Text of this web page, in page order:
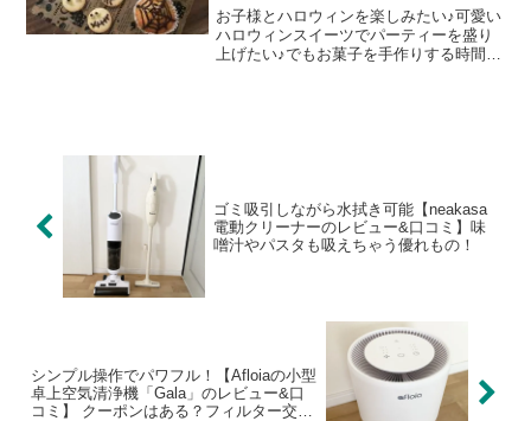
なモンスターの作り方♪お子様の
パーティーにもピッタリ♪
お子様とハロウィンを楽しみたい♪可愛い
ハロウィンスイーツでパーティーを盛り
上げたい♪でもお菓子を手作りする時間が
ゴミ吸引しながら水拭き可能【neakasa
電動クリーナーのレビュー&口コミ】味
噌汁やパスタも吸えちゃう優れもの！
シンプル操作でパワフル！【Afloiaの小型
卓上空気清浄機「Gala」のレビュー&口
コミ】 クーポンはある？フィルター交換